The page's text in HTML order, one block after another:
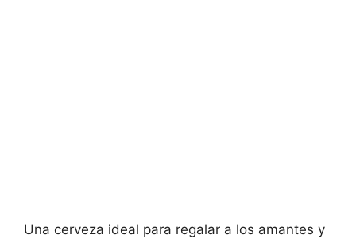
Una cerveza ideal para regalar a los amantes y